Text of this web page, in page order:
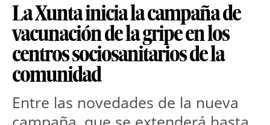
La Xunta inicia la campaña de
vacunación de la gripe en los
centros sociosanitarios de la
comunidad
Entre las novedades de la nueva